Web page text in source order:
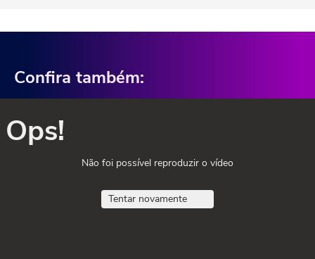
Confira também:
Ops!
Não foi possível reproduzir o vídeo
Tentar novamente